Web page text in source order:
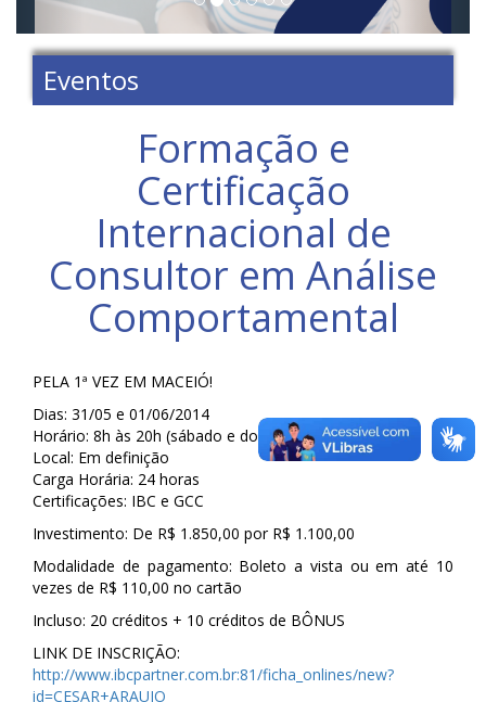
Eventos
Formação e
Certificação
Internacional de
Consultor em Análise
Comportamental
PELA 1ª VEZ EM MACEIÓ!
Dias: 31/05 e 01/06/2014
Horário: 8h às 20h (sábado e domingo)
Local: Em definição
Carga Horária: 24 horas
Certificações: IBC e GCC
Investimento: De R$ 1.850,00 por R$ 1.100,00
Modalidade de pagamento: Boleto a vista ou em até 10
vezes de R$ 110,00 no cartão
Incluso: 20 créditos + 10 créditos de BÔNUS
LINK DE INSCRIÇÃO:
http://www.ibcpartner.com.br:81/ficha_onlines/new?
id=CESAR+ARAUJO